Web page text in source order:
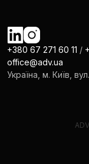
+380 67 271 60 11 /
office@adv.ua
Україна, м. Київ,